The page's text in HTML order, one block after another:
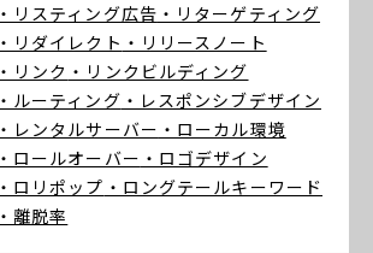
・リスティング広告 ・リターゲティング
・リダイレクト ・リリースノート
・リンク ・リンクビルディング
・ルーティング ・レスポンシブデザイン
・レンタルサーバー ・ローカル環境
・ロールオーバー ・ロゴデザイン
・ロリポップ ・ロングテールキーワード
・離脱率